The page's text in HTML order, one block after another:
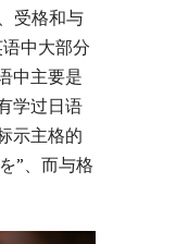
受格和与
中大部分
中主要是
学过日语
示主格的
”、而与格